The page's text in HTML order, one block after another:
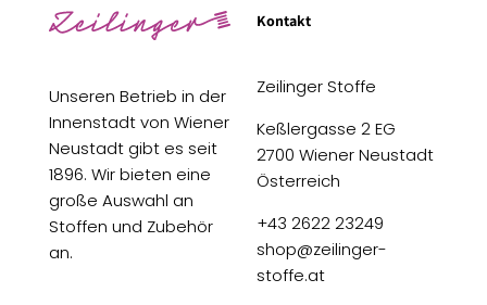
Unseren Betrieb in der
Innenstadt von Wiener
Neustadt gibt es seit
1896. Wir bieten eine
große Auswahl an
Stoffen und Zubehör
an.
Kontakt
Zeilinger Stoffe
Keßlergasse 2 EG
2700 Wiener Neustadt
Österreich
+43 2622 23249
shop@zeilinger-
stoffe.at